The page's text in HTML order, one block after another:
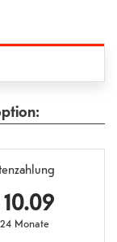
10.09
Monate